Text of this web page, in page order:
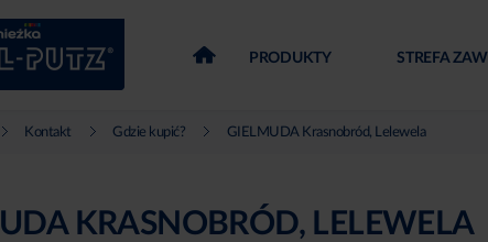
PRODUKTY STREFA
Kontakt Gdzie kupić? GIELMUDA Krasnobród, Lelewela
KRASNOBRÓD, LELEWELA